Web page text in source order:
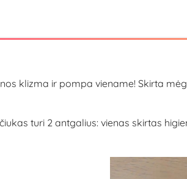
klizma ir pompa viename! Skirta
turi 2 antgalius: vienas skirtas